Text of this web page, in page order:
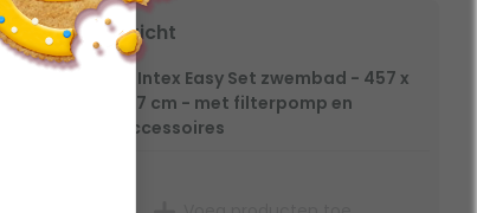
Overzicht
1x Intex Easy Set zwembad - 457 x
107 cm - met filterpomp en
accessoires